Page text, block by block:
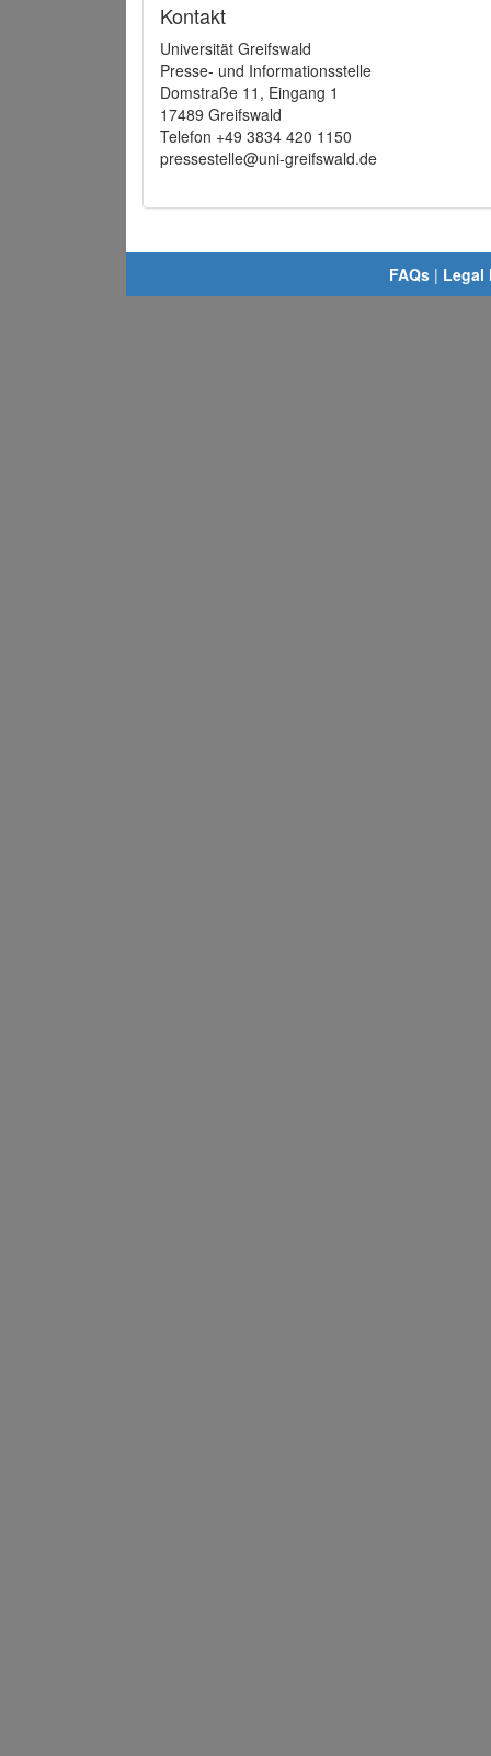
Kontakt
Universität Greifswald
Presse- und Informationsstelle
Domstraße 11, Eingang 1
17489 Greifswald
Telefon +49 3834 420 1150
pressestelle@uni-greifswald.de
FAQs | Legal